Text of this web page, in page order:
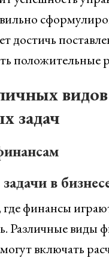
достичь
положительные
видов
задач
в
где финансы
Различные виды
включать